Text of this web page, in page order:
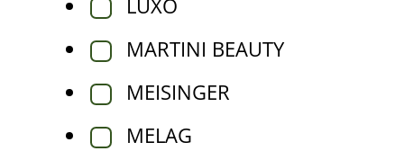
MARTINI BEAUTY
MEISINGER
MELAG